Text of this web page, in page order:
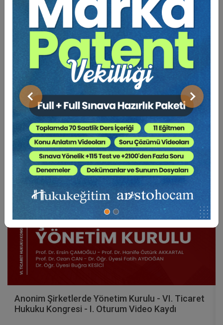
Önceki Sonraki
Geçirtilmesi” Koşulu
BENZER VIDEO EĞITIMLER
Video Eğitim Abonesi Ol: Sadece 5490 TL / Yıllık
Tüketici Hukuku Enstitüsü
Anonim Şirketlerde Yönetim Kurulu - VI. Ticaret
Hukuku Kongresi - I. Oturum Video Kaydı